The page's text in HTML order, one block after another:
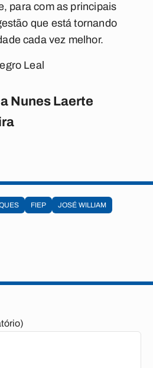
para com as principais
que está tornando
cada vez melhor.
Leal
Nunes Laerte
FIEP
JOSÉ WILLIAM